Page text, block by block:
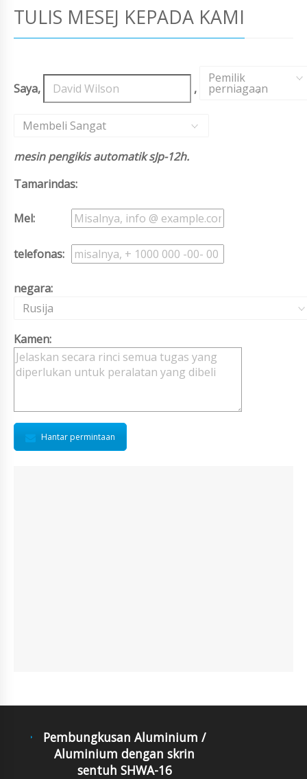
TULIS MESEJ KEPADA KAMI
Saya, ,
Pemilik
perniagaan
,
Membeli Sangat
mesin pengikis automatik sJp-12h.
Tamarindas:
Mel:
telefonas:
negara:
Rusija
Kamen:
Hantar permintaan
Pembungkusan Aluminium /
Aluminium dengan skrin
sentuh SHWA-16